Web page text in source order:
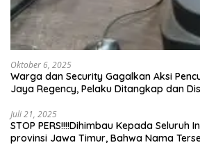
Oktober 6, 2025
Warga dan Security Gagalkan Aksi
Jaya Regency, Pelaku Ditangkap dan
Juli 21, 2025
STOP PERS!!!!Dihimbau Kepada Seluruh
provinsi Jawa Timur, Bahwa Nama